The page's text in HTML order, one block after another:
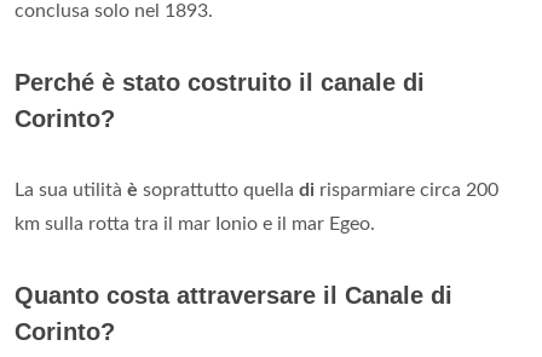
conclusa solo nel 1893.
Perché è stato costruito il canale di
Corinto?
La sua utilità è soprattutto quella di risparmiare circa 200
km sulla rotta tra il mar Ionio e il mar Egeo.
Quanto costa attraversare il Canale di
Corinto?